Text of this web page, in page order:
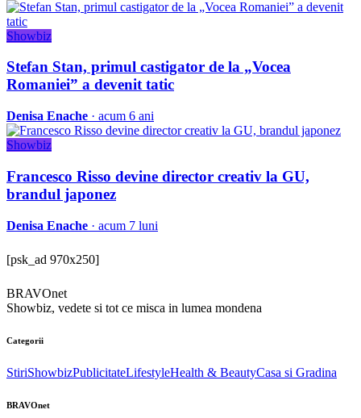
Showbiz
Stefan Stan, primul castigator de la „Vocea
Romaniei” a devenit tatic
Denisa Enache · acum 6 ani
Showbiz
Francesco Risso devine director creativ la GU,
brandul japonez
Denisa Enache · acum 7 luni
[psk_ad 970x250]
BRAVOnet
Showbiz, vedete si tot ce misca in lumea mondena
Categorii
StiriShowbizPublicitateLifestyleHealth & BeautyCasa si Gradina
BRAVOnet